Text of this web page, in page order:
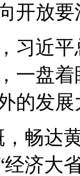
开放要
习近
一盘
的发
畅达
济大